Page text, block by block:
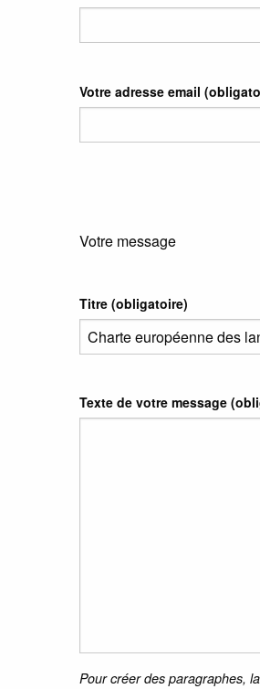
Votre adresse email
Votre message
Titre (obligatoire)
Texte de votre message
Pour créer des paragraphes,